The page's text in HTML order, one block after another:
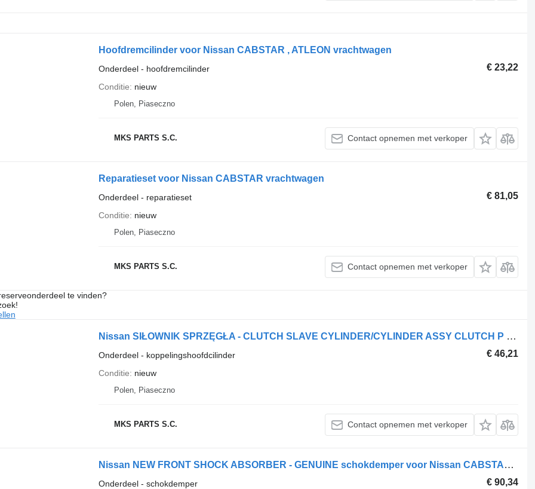
Hoofdremcilinder voor Nissan CABSTAR , ATLEON vrachtwagen
€ 23,22
Onderdeel - hoofdremcilinder
Conditie
nieuw
Polen, Piaseczno
MKS PARTS S.C. Contact opnemen met verkoper
Reparatieset voor Nissan CABSTAR vrachtwagen
€ 81,05
Onderdeel - reparatieset
Conditie
nieuw
Polen, Piaseczno
MKS PARTS S.C. Contact opnemen met verkoper
te vinden?
Nissan SIŁOWNIK SPRZĘGŁA - CLUTCH SLAVE CYLINDER/CYLINDER ASSY CLUTCH P koppelingshoofdcilinder voor Nissan CABSTAR vrachtwagen
€ 46,21
Onderdeel - koppelingshoofdcilinder
Conditie
nieuw
Polen, Piaseczno
MKS PARTS S.C. Contact opnemen met verkoper
Nissan NEW FRONT SHOCK ABSORBER - GENUINE schokdemper voor Nissan CABSTAR vrachtwagen
€ 90,34
Onderdeel - schokdemper